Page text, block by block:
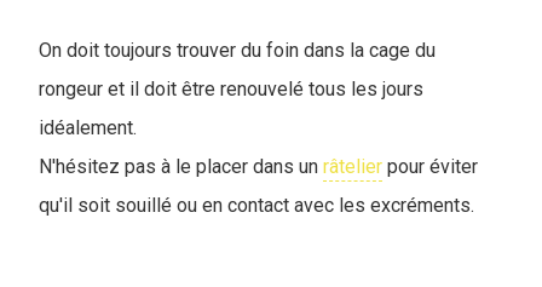
On doit toujours trouver du foin dans la cage du
rongeur et il doit être renouvelé tous les jours
idéalement.
N'hésitez pas à le placer dans un râtelier pour éviter
qu'il soit souillé ou en contact avec les excréments.